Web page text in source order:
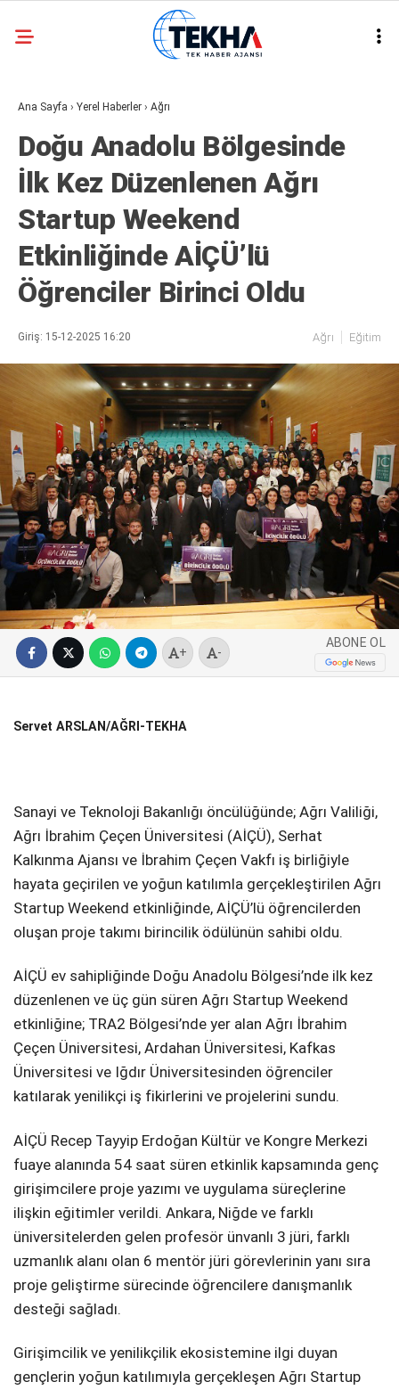
WhatsApp İhbar
Hattı
Facebook
23.5
ASAYIŞ
GÜNDEM
GENEL
EKONOMI
POLITIKA
DÜNYA
METEOROLOJI
SPOR
SERVISLER
Ana Sayfa › Yerel Haberler › Ağrı
Doğu Anadolu Bölgesinde
İlk Kez Düzenlenen Ağrı
Startup Weekend
Etkinliğinde AİÇÜ’lü
Öğrenciler Birinci Oldu
Giriş: 15-12-2025 16:20 Ağrı Eğitim
+ -
ABONE OL
Servet ARSLAN/AĞRI-TEKHA
Sanayi ve Teknoloji Bakanlığı öncülüğünde; Ağrı Valiliği,
Ağrı İbrahim Çeçen Üniversitesi (AİÇÜ), Serhat
Kalkınma Ajansı ve İbrahim Çeçen Vakfı iş birliğiyle
hayata geçirilen ve yoğun katılımla gerçekleştirilen Ağrı
Startup Weekend etkinliğinde, AİÇÜ’lü öğrencilerden
oluşan proje takımı birincilik ödülünün sahibi oldu.
AİÇÜ ev sahipliğinde Doğu Anadolu Bölgesi’nde ilk kez
düzenlenen ve üç gün süren Ağrı Startup Weekend
etkinliğine; TRA2 Bölgesi’nde yer alan Ağrı İbrahim
Çeçen Üniversitesi, Ardahan Üniversitesi, Kafkas
Üniversitesi ve Iğdır Üniversitesinden öğrenciler
katılarak yenilikçi iş fikirlerini ve projelerini sundu.
AİÇÜ Recep Tayyip Erdoğan Kültür ve Kongre Merkezi
fuaye alanında 54 saat süren etkinlik kapsamında genç
girişimcilere proje yazımı ve uygulama süreçlerine
ilişkin eğitimler verildi. Ankara, Niğde ve farklı
üniversitelerden gelen profesör ünvanlı 3 jüri, farklı
uzmanlık alanı olan 6 mentör jüri görevlerinin yanı sıra
proje geliştirme sürecinde öğrencilere danışmanlık
desteği sağladı.
Girişimcilik ve yenilikçilik ekosistemine ilgi duyan
gençlerin yoğun katılımıyla gerçekleşen Ağrı Startup